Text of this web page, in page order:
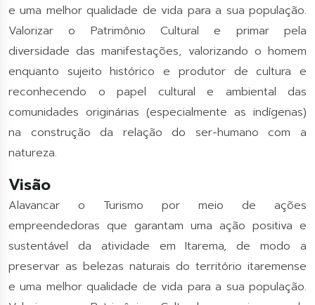
e uma melhor qualidade de vida para a sua população.
Valorizar o Patrimônio Cultural e primar pela
diversidade das manifestações, valorizando o homem
enquanto sujeito histórico e produtor de cultura e
reconhecendo o papel cultural e ambiental das
comunidades originárias (especialmente as indígenas)
na construção da relação do ser-humano com a
natureza.
Visão
Alavancar o Turismo por meio de ações
empreendedoras que garantam uma ação positiva e
sustentável da atividade em Itarema, de modo a
preservar as belezas naturais do território itaremense
e uma melhor qualidade de vida para a sua população.